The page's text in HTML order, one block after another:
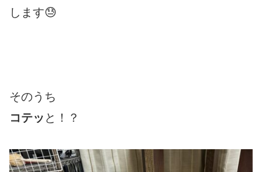
します😓
そのうち
コテッ と！？